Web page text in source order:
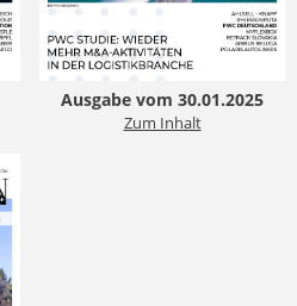
Ausgabe vom 30.01.2025
Zum Inhalt